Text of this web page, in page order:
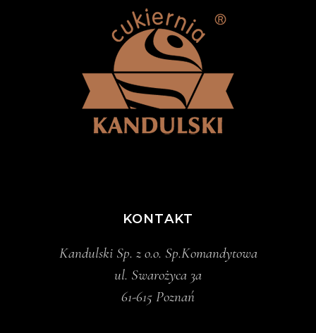
KONTAKT
Kandulski Sp. z o.o. Sp.Komandytowa
ul. Swarożyca 3a
61-615 Poznań